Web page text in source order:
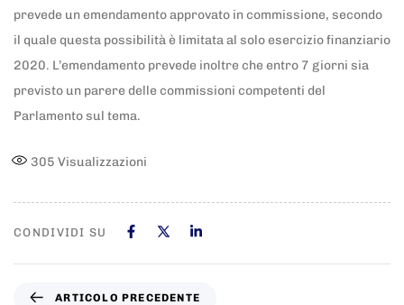
prevede un emendamento approvato in commissione, secondo
il quale questa possibilità è limitata al solo esercizio finanziario
2020. L’emendamento prevede inoltre che entro 7 giorni sia
previsto un parere delle commissioni competenti del
Parlamento sul tema.
305 Visualizzazioni
CONDIVIDI SU
ARTICOLO PRECEDENTE